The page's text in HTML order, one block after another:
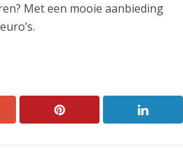
Met een mooie aanbieding